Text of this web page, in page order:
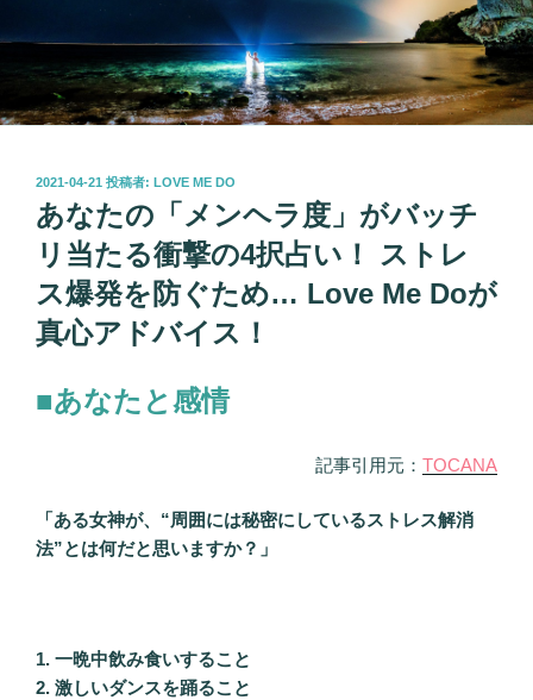
投
稿
日:
2021-04-21 投稿者: LOVE ME DO
あなたの「メンヘラ度」がバッチ
リ当たる衝撃の4択占い！ ストレ
ス爆発を防ぐため… Love Me Doが
真心アドバイス！
■あなたと感情
記事引用元： TOCANA
「ある女神が、“周囲には秘密にしているストレス解消
法”とは何だと思いますか？」
1. 一晩中飲み食いすること
2. 激しいダンスを踊ること